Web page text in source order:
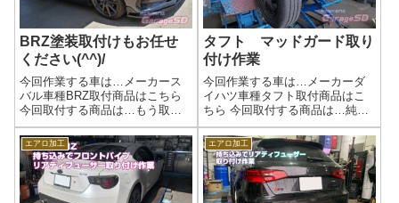
BRZ塗装取付けもお任せ
ください(^^)/
今回作業する車は…メーカース
バル車種BRZ取付商品はこちら
今回取付する商品は…もう取り
付いちゃってますが…作業写真
大きめのリアウイングですね
(^_-)-☆作業完了塗り分けも可能
ですので、お問い合わせくださ
いね(^^)/作業時間(目安)お預...
タフト マッドガード取り
付け作業
今回作業する車は…メーカーダ
イハツ車種タフト取付商品はこ
ちら 今回取付する商品は…純正
のマッドガードですかね！
Amazonにも売ってます('ω')ノ作
業写真リフトで上げてしまって
タイヤを外してしまえば、取り
付けは簡単です。作業完了四駆
っぽく...
エアロ加工 エアロ加工